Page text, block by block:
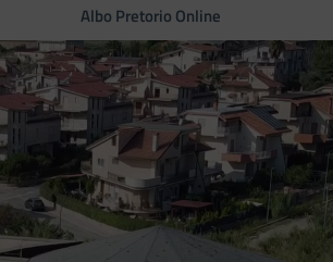
Albo Pretorio Online